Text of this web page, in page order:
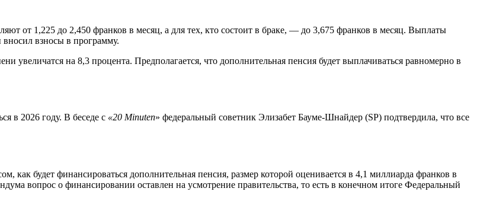
от 1,225 до 2,450 франков в месяц, а для тех, кто состоит в браке, — до 3,675 франков в месяц. Выплаты
вносил взносы в программу.
на 8,3 процента. Предполагается, что дополнительная пенсия будет выплачиваться равномерно в
в 2026 году. В беседе с «20 Minuten» федеральный советник Элизабет Бауме-Шнайдер (SP) подтвердила, что все
как будет финансироваться дополнительная пенсия, размер которой оценивается в 4,1 миллиарда франков в
вопрос о финансировании оставлен на усмотрение правительства, то есть в конечном итоге Федеральный